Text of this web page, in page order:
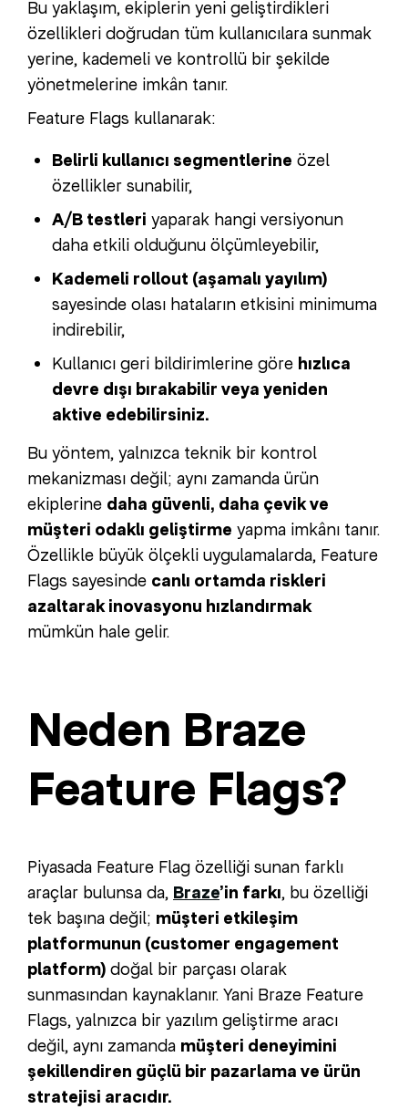
Bu yaklaşım, ekiplerin yeni geliştirdikleri
özellikleri doğrudan tüm kullanıcılara sunmak
yerine, kademeli ve kontrollü bir şekilde
yönetmelerine imkân tanır.
Feature Flags kullanarak:
Belirli kullanıcı segmentlerine özel
özellikler sunabilir,
A/B testleri yaparak hangi versiyonun
daha etkili olduğunu ölçümleyebilir,
Kademeli rollout (aşamalı yayılım)
sayesinde olası hataların etkisini minimuma
indirebilir,
Kullanıcı geri bildirimlerine göre hızlıca
devre dışı bırakabilir veya yeniden
aktive edebilirsiniz.
Bu yöntem, yalnızca teknik bir kontrol
mekanizması değil; aynı zamanda ürün
ekiplerine daha güvenli, daha çevik ve
müşteri odaklı geliştirme yapma imkânı tanır.
Özellikle büyük ölçekli uygulamalarda, Feature
Flags sayesinde canlı ortamda riskleri
azaltarak inovasyonu hızlandırmak
mümkün hale gelir.
Neden Braze
Feature Flags?
Piyasada Feature Flag özelliği sunan farklı
araçlar bulunsa da, Braze’in farkı, bu özelliği
tek başına değil; müşteri etkileşim
platformunun (customer engagement
platform) doğal bir parçası olarak
sunmasından kaynaklanır. Yani Braze Feature
Flags, yalnızca bir yazılım geliştirme aracı
değil, aynı zamanda müşteri deneyimini
şekillendiren güçlü bir pazarlama ve ürün
stratejisi aracıdır.